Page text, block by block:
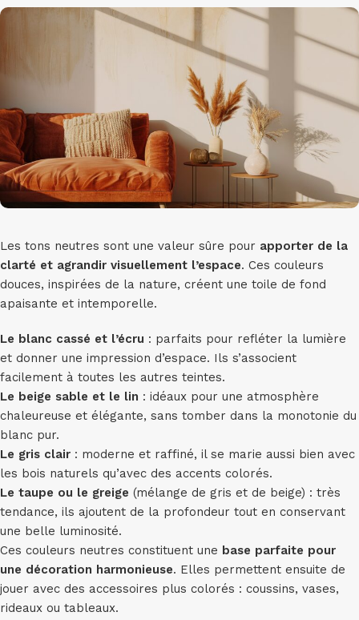
Les tons neutres sont une valeur sûre pour apporter de la
clarté et agrandir visuellement l’espace. Ces couleurs
douces, inspirées de la nature, créent une toile de fond
apaisante et intemporelle.
Le blanc cassé et l’écru : parfaits pour refléter la lumière
et donner une impression d’espace. Ils s’associent
facilement à toutes les autres teintes.
Le beige sable et le lin : idéaux pour une atmosphère
chaleureuse et élégante, sans tomber dans la monotonie du
blanc pur.
Le gris clair : moderne et raffiné, il se marie aussi bien avec
les bois naturels qu’avec des accents colorés.
Le taupe ou le greige (mélange de gris et de beige) : très
tendance, ils ajoutent de la profondeur tout en conservant
une belle luminosité.
Ces couleurs neutres constituent une base parfaite pour
une décoration harmonieuse. Elles permettent ensuite de
jouer avec des accessoires plus colorés : coussins, vases,
rideaux ou tableaux.